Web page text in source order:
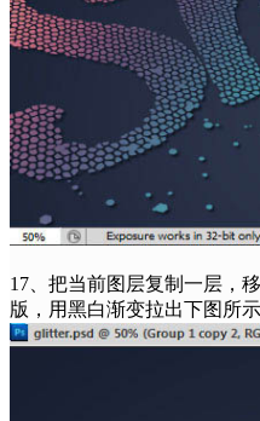
17、把当前图层复制一层，
版，用黑白渐变拉出下图所示